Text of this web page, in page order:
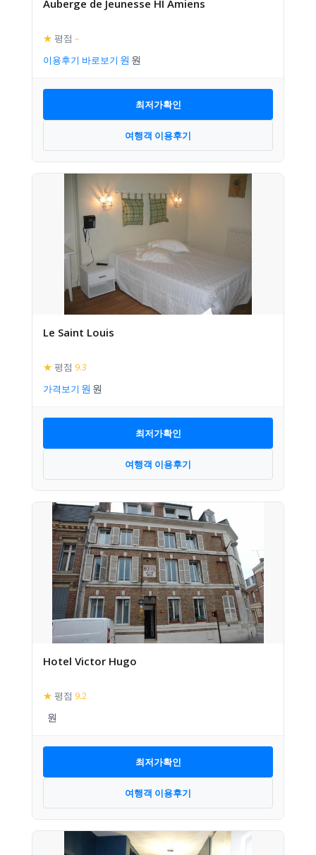
Auberge de Jeunesse HI Amiens
★ 평점 –
이용후기 바로보기
최저가확인
여행객 이용후기
Le Saint Louis
★ 평점 9.3
가격보기
최저가확인
여행객 이용후기
Hotel Victor Hugo
★ 평점 9.2
최저가확인
여행객 이용후기